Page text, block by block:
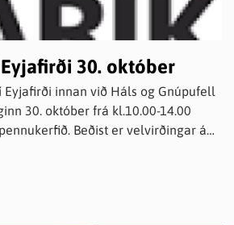
30. október
innan við Háls og Gnúpufell
30. október frá kl.10.00-14.00
er velvirðingar á
í s. 528-9690